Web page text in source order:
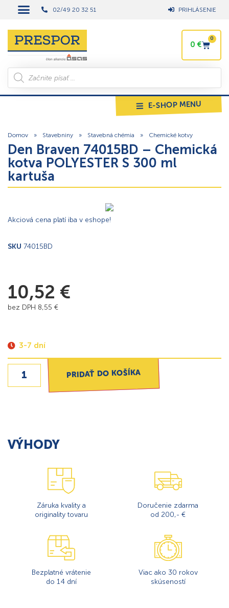
02/49 20 32 51 PRIHLÁSENIE
0 €
0
E-SHOP MENU
Domov » Stavebniny » Stavebná chémia » Chemické kotvy
Den Braven 74015BD – Chemická
kotva POLYESTER S 300 ml
kartuša
Akciová cena platí iba v eshope!
SKU 74015BD
10,52 €
bez DPH 8,55 €
3-7 dní
PRIDAŤ DO KOŠÍKA
VÝHODY
Záruka kvality a
originality tovaru
Doručenie zdarma
od 200,- €
Bezplatné vrátenie
do 14 dní
Viac ako 30 rokov
skúseností